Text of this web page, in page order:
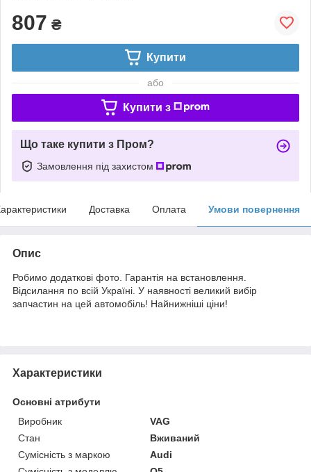
807 ₴
Купити
або
Купити з
Що таке купити з Пром?
Замовлення під захистом
Доставка Оплата Умови повернення
Опис
Робимо додаткові фото. Гарантія на встановлення.
Відсилання по всій Україні. У наявності великий вибір
запчастин на цей автомобіль! Найнижніші ціни!
Характеристики
Основні атрибути
Виробник
VAG
Стан
Вживаний
Сумісність з маркою
Audi